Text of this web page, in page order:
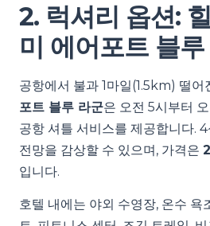
2. 럭셔리 옵션:
미 에어포트 블
공항에서 불과 1마일(1.5km) 떨어
포트 블루 라군은 오전 5시부터
공항 셔틀 서비스를 제공합니다.
전망을 감상할 수 있으며, 가격은
입니다.
호텔 내에는 야외 수영장, 온수 욕